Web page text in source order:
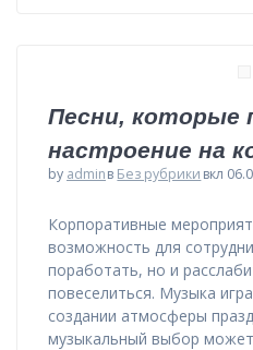
Песни, которые
настроение на
by adminв Без рубрики вкл
Корпоративные
возможность для
поработать, но и
повеселиться. Музыка
создании атмосферы
музыкальный выбор